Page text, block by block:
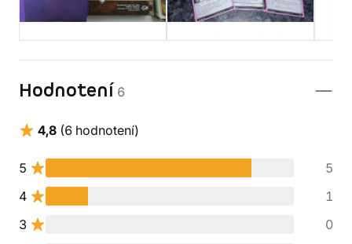
Hodnotení 6
4,8 (6 hodnotení)
5
5
4
1
3
0